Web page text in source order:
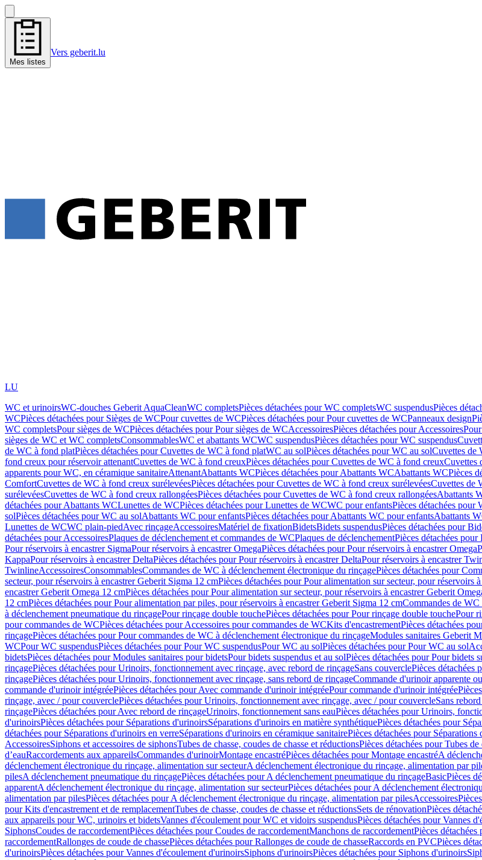
Mes listes
Vers geberit.lu
LU
WC et urinoirsWC-douches Geberit AquaCleanWC completsPièces détachées pour WC completsWC suspendusPièces
WCPièces détachées pour Sièges de WCPour cuvettes de WCPièces détachées pour Pour cuvettes de WCPanneaux design
WC completsPour sièges de WCPièces détachées pour Pour sièges de WCAccessoiresPièces détachées pour Accessoires
sièges de WC et WC completsConsommablesWC et abattants WCWC suspendusPièces détachées pour WC suspendus
de WC à fond platPièces détachées pour Cuvettes de WC à fond platWC au solPièces détachées pour WC au solCuvettes de
fond creux pour réservoir attenantCuvettes de WC à fond creuxPièces détachées pour Cuvettes de WC à fond creuxCuvettes
apparents pour WC, en céramique sanitaireAttenantAbattants WCPièces détachées pour Abattants WCAbattants WCPièces
ComfortCuvettes de WC à fond creux surélevéesPièces détachées pour Cuvettes de WC à fond creux surélevéesCuvettes de
surélevéesCuvettes de WC à fond creux rallongéesPièces détachées pour Cuvettes de WC à fond creux rallongéesAbattants
détachées pour Abattants WCLunettes de WCPièces détachées pour Lunettes de WCWC pour enfantsPièces détachées pour
solPièces détachées pour WC au solAbattants WC pour enfantsPièces détachées pour Abattants WC pour enfantsAbattants
Lunettes de WCWC plain-piedAvec rinçageAccessoiresMatériel de fixationBidetsBidets suspendusPièces détachées pour
détachées pour AccessoiresPlaques de déclenchement et commandes de WCPlaques de déclenchementPièces détachées
Pour réservoirs à encastrer SigmaPour réservoirs à encastrer OmegaPièces détachées pour Pour réservoirs à encastrer Omega
KappaPour réservoirs à encastrer DeltaPièces détachées pour Pour réservoirs à encastrer DeltaPour réservoirs à encastrer
TwinlineAccessoiresConsommablesCommandes de WC à déclenchement électronique du rinçagePièces détachées pour
secteur, pour réservoirs à encastrer Geberit Sigma 12 cmPièces détachées pour Pour alimentation sur secteur, pour réservoirs
encastrer Geberit Omega 12 cmPièces détachées pour Pour alimentation sur secteur, pour réservoirs à encastrer Geberit
12 cmPièces détachées pour Pour alimentation par piles, pour réservoirs à encastrer Geberit Sigma 12 cmCommandes de
à déclenchement pneumatique du rinçagePour rinçage double touchePièces détachées pour Pour rinçage double touchePour
pour commandes de WCPièces détachées pour Accessoires pour commandes de WCKits d'encastrementPièces détachées
rinçagePièces détachées pour Pour commandes de WC à déclenchement électronique du rinçageModules sanitaires Geberit
WCPour WC suspendusPièces détachées pour Pour WC suspendusPour WC au solPièces détachées pour Pour WC au sol
bidetsPièces détachées pour Modules sanitaires pour bidetsPour bidets suspendus et au solPièces détachées pour Pour bidets
rinçagePièces détachées pour Urinoirs, fonctionnement avec rinçage, avec rebord de rinçageSans couverclePièces détachées
rinçagePièces détachées pour Urinoirs, fonctionnement avec rinçage, sans rebord de rinçageCommande d'urinoir apparente
commande d'urinoir intégréePièces détachées pour Avec commande d'urinoir intégréePour commande d'urinoir intégrée
rinçage, avec / pour couverclePièces détachées pour Urinoirs, fonctionnement avec rinçage, avec / pour couvercleSans
rinçagePièces détachées pour Avec rebord de rinçageUrinoirs, fonctionnement sans eauPièces détachées pour Urinoirs,
d'urinoirsPièces détachées pour Séparations d'urinoirsSéparations d'urinoirs en matière synthétiquePièces détachées pour
détachées pour Séparations d'urinoirs en verreSéparations d'urinoirs en céramique sanitairePièces détachées pour
AccessoiresSiphons et accessoires de siphonsTubes de chasse, coudes de chasse et réductionsPièces détachées pour Tubes
d’eauRaccordements aux appareilsCommandes d'urinoirMontage encastréPièces détachées pour Montage encastréA
déclenchement électronique du rinçage, alimentation sur secteurA déclenchement électronique du rinçage, alimentation par
pilesA déclenchement pneumatique du rinçagePièces détachées pour A déclenchement pneumatique du rinçageBasicPièces
apparentA déclenchement électronique du rinçage, alimentation sur secteurPièces détachées pour A déclenchement
alimentation par pilesPièces détachées pour A déclenchement électronique du rinçage, alimentation par pilesAccessoires
pour Kits d'encastrement et de remplacementTubes de chasse, coudes de chasse et réductionsSets de rénovationPièces
aux appareils pour WC, urinoirs et bidetsVannes d'écoulement pour WC et vidoirs suspendusPièces détachées pour Vannes
SiphonsCoudes de raccordementPièces détachées pour Coudes de raccordementManchons de raccordementPièces
raccordementRallonges de coude de chassePièces détachées pour Rallonges de coude de chasseRaccords en PVCPièces
d'urinoirsPièces détachées pour Vannes d'écoulement d'urinoirsSiphons d'urinoirsPièces détachées pour Siphons d'urinoirs